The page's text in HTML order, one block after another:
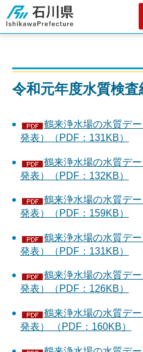
石川県
令和元年度水質検査
鶴来浄水場の水質デ
発表）（PDF：131KB）
鶴来浄水場の水質デ
発表）（PDF：132KB）
鶴来浄水場の水質デ
発表）（PDF：159KB）
鶴来浄水場の水質デ
発表）（PDF：131KB）
鶴来浄水場の水質デ
発表）（PDF：126KB）
鶴来浄水場の水質デ
発表） （PDF：160KB）